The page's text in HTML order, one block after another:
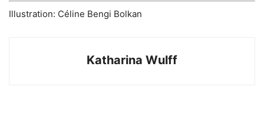
Illustration: Céline Bengi Bolkan
Katharina Wulff